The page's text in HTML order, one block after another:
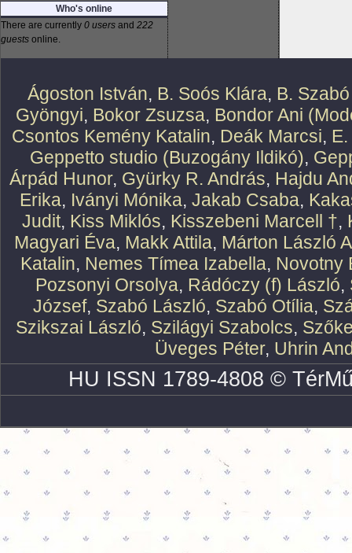
Who's online
There are currently 0 users and 222
guests online.
Ágoston István, B. Soós Klára, B.
Gyöngyi, Bokor Zsuzsa, Bondor Ani
Csontos Kemény Katalin, Deák Marcsi,
Geppetto studio (Buzogány Ildikó),
Árpád Hunor, Gyürky R. András, Hajdu
Erika, Iványi Mónika, Jakab Csaba,
Judit, Kiss Miklós, Kisszebeni Marcell †,
Magyari Éva, Makk Attila, Márton László
Katalin, Nemes Tímea Izabella, Novotny
Pozsonyi Orsolya, Rádóczy (f) László,
József, Szabó László, Szabó Otília,
Szikszai László, Szilágyi Szabolcs,
Üveges Péter, Uhrin
HU ISSN 1789-4808 ©